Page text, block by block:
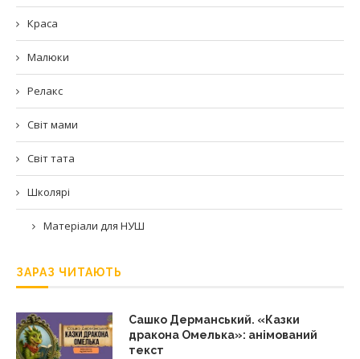
Краса
Малюки
Релакс
Світ мами
Світ тата
Школярі
Матеріали для НУШ
ЗАРАЗ ЧИТАЮТЬ
Сашко Дерманський. «Казки
дракона Омелька»: анімований
текст